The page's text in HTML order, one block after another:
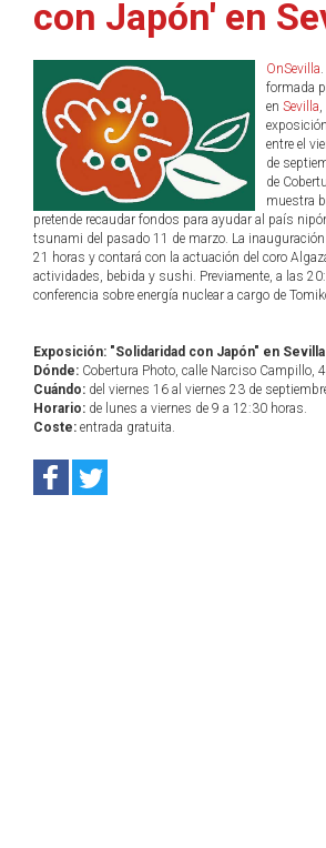
con Japón' en
OnSevilla
formada
en Sevilla
entre el
de
de
muestra
pretende recaudar fondos para ayudar al país
tsunami del pasado 11 de marzo. La
21 horas y contará con la actuación del coro
actividades, bebida y sushi. Previamente, a las
conferencia sobre energía nuclear a cargo de
Exposición: "Solidaridad con Japón" en Sevilla
Dónde: Cobertura Photo, calle Narciso Campillo,
Cuándo: del viernes 16 al viernes 23 de
Horario: de lunes a viernes de 9 a 12:30 horas.
Coste: entrada gratuita.